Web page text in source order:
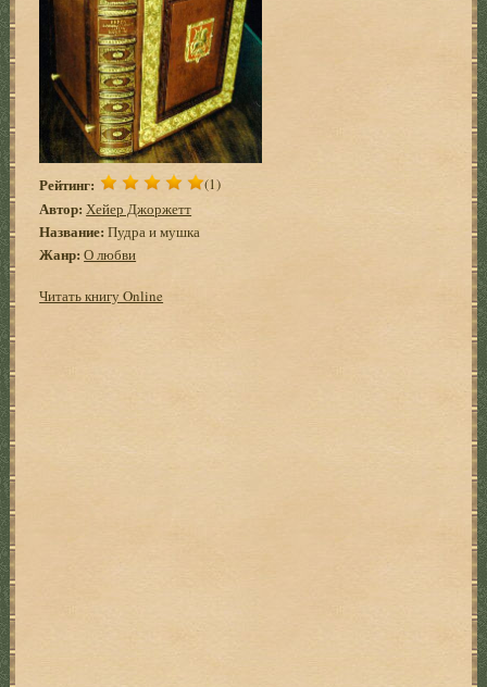
Рейтинг: (1)
Автор: Хейер Джоржетт
Название: Пудра и мушка
Жанр: О любви
Читать книгу Online